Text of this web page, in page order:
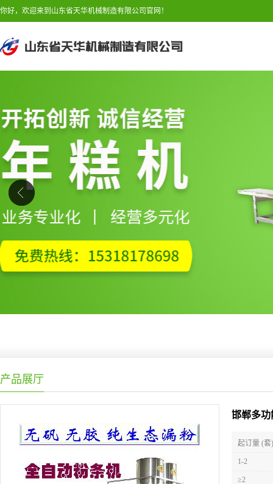
你好，欢迎来到山东省天华机械制造有限公司官网！
产品展厅
邯郸多功
起订量 (套)
1-2
≥2